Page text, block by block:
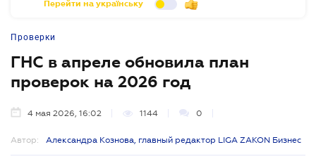
Перейти на українську
Проверки
ГНС в апреле обновила план
проверок на 2026 год
4 мая 2026, 16:02 1144 0
Автор: Александра Кознова, главный редактор LIGA ZAKON Бизнес